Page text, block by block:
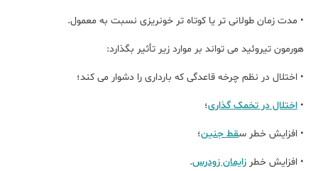
• مدت زمان طولانی تر یا کوتاه تر خونریزی نسبت به معمول.
هورمون تیروئید می تواند بر موارد زیر تأثیر بگذارد:
• اختلال در نظم چرخه قاعدگی که بارداری را دشوار می کند؛
• اختلال در تخمک گذاری؛
• افزایش خطر سقط جنین؛
• افزایش خطر زایمان زودرس.